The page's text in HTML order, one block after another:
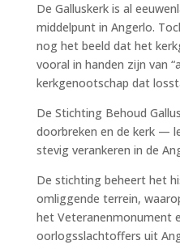
De Galluskerk is al
middelpunt in Angerlo.
nog het beeld dat het
vooral in handen zijn van
kerkgenootschap dat
De Stichting Behoud
doorbreken en de kerk —
stevig verankeren in de
De stichting beheert het
omliggende terrein,
het Veteranenmonument
oorlogsslachtoffers uit